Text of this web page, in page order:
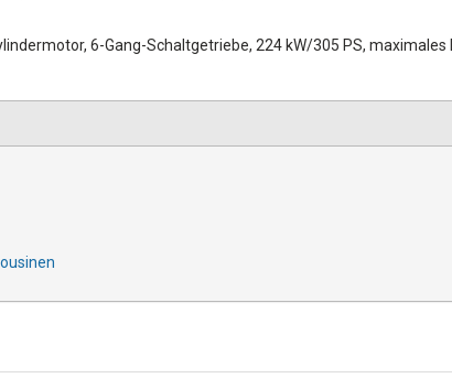
6-Gang-Schaltgetriebe, 224 kW/305 PS,